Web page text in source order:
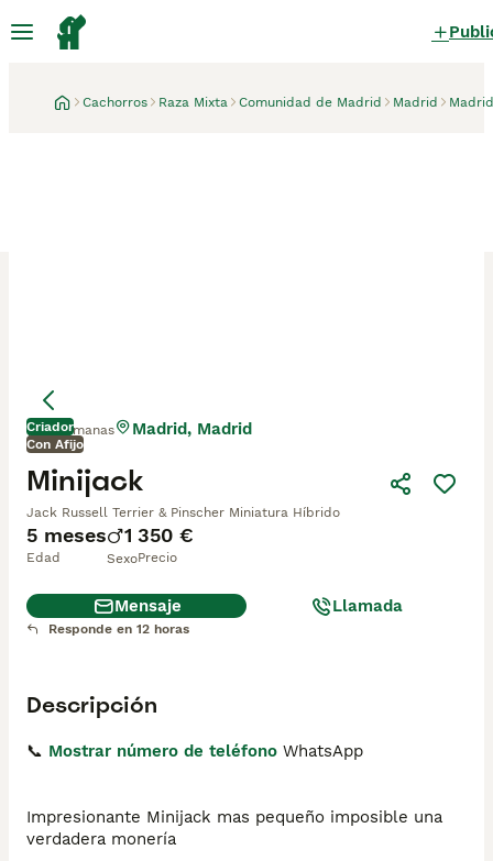
Cachorros Raza Mixta Comunidad de Madrid Madrid Madrid
Criador
Con Afijo
5 meses
Edad
1
Sexo
350 €
Precio
Minijack
Jack Russell Terrier & Pinscher Miniatura Híbrido
3 semanas Madrid, Madrid
Mensaje Llamada
Responde en 12 horas
Descripción
📞 Mostrar número de teléfono WhatsApp
Impresionante Minijack mas pequeño imposible una
verdadera monería